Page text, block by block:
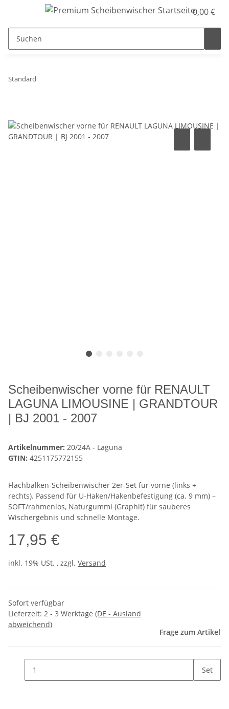
0,00 €
Standard
Scheibenwischer vorne für RENAULT
LAGUNA LIMOUSINE | GRANDTOUR
| BJ 2001 - 2007
Artikelnummer: 20/24A - Laguna
GTIN: 4251175772155
Flachbalken-Scheibenwischer 2er-Set für vorne (links +
rechts). Passend für U-Haken/Hakenbefestigung (ca. 9 mm) –
SOFT/rahmenlos, Naturgummi (Graphit) für sauberes
Wischergebnis und schnelle Montage.
17,95 €
inkl. 19% USt. , zzgl. Versand
Sofort verfügbar
Lieferzeit: 2 - 3 Werktage (DE - Ausland
abweichend)
Frage zum Artikel
Set